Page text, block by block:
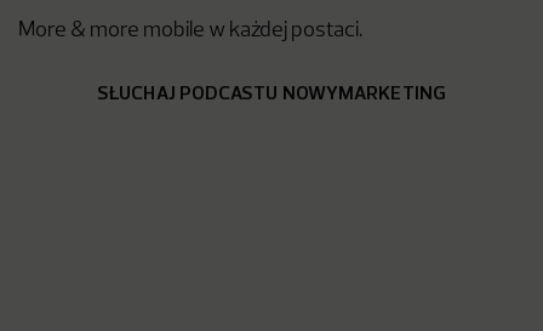
More & more mobile w każdej postaci.
SŁUCHAJ PODCASTU NOWYMARKETING